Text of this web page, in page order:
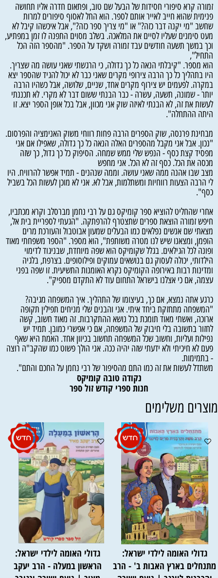
זמורה קרא סיפורי חסידות של הבעל שם טוב, ופתאום חדרה אליו תחושה
פנימית שהוא חייב לאייר אותם לספר. הוא החל לאסוף סיפורים למרות
שחשב "מי יקנה דבר כזה?" או "מי צריך ספר כזה?", אבל איכשהו קיבל לא
מעט סימנים שעליו לסיים את המלאכה. בשלב מסוים התפנה לו זמן במפתיע,
וכך במשך תשעה חודשים עבד זמורה ושקד על הספר. "מהספר הזה הכל
התחיל",
הוא מספר. "קיבלתי הנאה כל כך גדולה, כי הרגשתי שאני עושה מה שצריך.
היו בתהליך כל כך הרבה צירופי מקרים שאני כבר לא יכול להגיד שהספר יצא
במקרה. לפעמים יש צירוף מקרים אחד, שניים, שלושה, אבל כשהיו הרבה
יותר - שמונה, תשעה, עשרה - כבר הבנתי ששום דבר לא מקרי. לא תכננתי
לעשות את זה, לא הבנתי לאיזה שוק אני מכוון, אבל בכל אופן הספר יצא. זו
היתה ההתחלה".
מבחינת פרנסה, שוק הספרים הרבה פחות רווחי משוק האנימציה והפרסום.
"נכון. אבל אני מקבל מהספרים האלה הנאה כל כך גדולה, שאפילו אם אני
מפסיד קצת כסף - הנפש שלי ממש שמחה. הסיפוק כל כך גדול, כך שזה
מכסה את הכל. כסף זה לא הכל. אני מחפש
מצב שבו אהנה ממה שאני עושה. וממה שנהנים - תמיד אפשר להרוויח. היו
לי הרבה הצעות רווחיות ומשתלמות, אבל לא. אני לא מוכן לעשות הכל בשביל
כסף".
אחרי שהחליט להוציא ספר קומיקס גם על רבי נחמן מברסלב וקרא מכתביו,
חיפש זמורה הוצאת ספרים שתצטרף להרפתקה. "הגעתי לספריית בית אל,
מצאתי שם אנשים נפלאים כמו הבעלים שמעון אבוטבול והעורכת מרים
הופמן, ומצאנו שיש לנו מטרה משותפת", הוא מספר. "הספר משפחתי מאוד
ופונה לכל הגילאים. בגלל שקומיקס הוא שפה מיוחדת, שבניגוד לדימוי
הילדותי, יכולה לעסוק גם בנושאים עמוקים ופילוסופים. בצרפת, בלגיה
ומדינות רבות באירופה הקומיקס נקרא האומנות התשיעית. זו שפה בפני
עצמה, אם כי אצלנו בישראל התחום עוד לא התקדם מספיק".
כרגע אתה נמצא, אם כך, בעיצומו של התהליך. איך המשפחה מגיבה?
"המשפחה מתחזקת ביחד איתי. אני והבנים שלי מניחים תפילין תקופה
ארוכה, ואשתי מאוד תומכת בכל נושא ההתקרבות. זה מאוד חשוב, קשה
לחזור בתשובה בלי חיבוק של המשפחה, אם כי אפשרי כמובן. תמיד יש
נפילות ועליות, וחשוב שכל המשפחה תחשוב בכיוון אחד. האמת היא שאף
פעם לא חיכיתי ולא ידעתי שזה יהיה ככה. אני הולך פשוט כמו שהקב"ה רוצה
- בתמימות.
משתדל לעשות את זה כמו התם מהסיפור של רבי נחמן על החכם והתם".
נקודה טובה קומיקס
חנות ספרי קודש זול ספר
משלימים
גדולי האומה לילדי ישראל:
מתנחלים בארץ האבות ב' - הרב
גדולי האומה לילדי ישראל:
הראשון במעלה - הרב יעקב